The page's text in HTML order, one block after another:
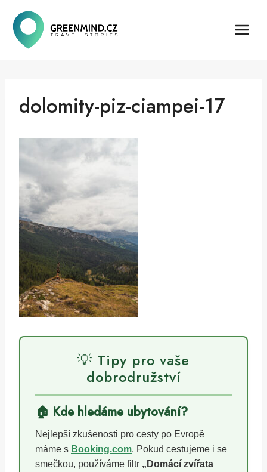
obsah
dolomity-piz-ciampei-17
💡 Tipy pro vaše
dobrodružství
🏠 Kde hledáme ubytování?
Nejlepší zkušenosti pro cesty po Evropě
máme s Booking.com. Pokud cestujeme i se
smečkou, používáme filtr „Domácí zvířata